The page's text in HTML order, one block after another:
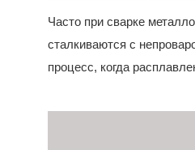
Часто при сварке
сталкиваются с
процесс, когда